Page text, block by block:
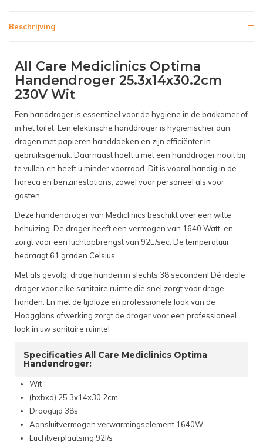
Beschrijving
All Care Mediclinics Optima
Handendroger 25.3x14x30.2cm
230V Wit
Een handdroger is essentieel voor de hygiëne in de badkamer of
in het toilet. Een elektrische handdroger is hygiënischer dan
drogen met papieren handdoeken en zijn efficiënter in
gebruiksgemak. Daarnaast hoeft u met een handdroger nooit bij
te vullen en heeft u minder voorraad. Dit is vooral handig in de
horeca en benzinestations, zowel voor personeel als voor
gasten.
Deze handendroger van Mediclinics beschikt over een witte
behuizing. De droger heeft een vermogen van 1640 Watt, en
zorgt voor een luchtopbrengst van 92L/sec. De temperatuur
bedraagt 61 graden Celsius.
Met als gevolg: droge handen in slechts 38 seconden! Dé ideale
droger voor elke sanitaire ruimte die snel zorgt voor droge
handen. En met de tijdloze en professionele look van de
Hoogglans afwerking zorgt de droger voor een professioneel
look in uw sanitaire ruimte!
Specificaties All Care Mediclinics Optima
Handendroger:
Wit
(hxbxd) 25.3x14x30.2cm
Droogtijd 38s
Aansluitvermogen verwarmingselement 1640W
Luchtverplaatsing 92l/s